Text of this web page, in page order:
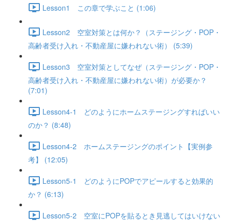
Lesson1 この章で学ぶこと (1:06)
Lesson2 空室対策とは何か？（ステージング・POP・
高齢者受け入れ・不動産屋に嫌われない術） (5:39)
Lesson3 空室対策としてなぜ（ステージング・POP・
高齢者受け入れ・不動産屋に嫌われない術）が必要か？
(7:01)
Lesson4-1 どのようにホームステージングすればいい
のか？ (8:48)
Lesson4-2 ホームステージングのポイント【実例参
考】 (12:05)
Lesson5-1 どのようにPOPでアピールすると効果的
か？ (6:13)
Lesson5-2 空室にPOPを貼るとき見逃してはいけない